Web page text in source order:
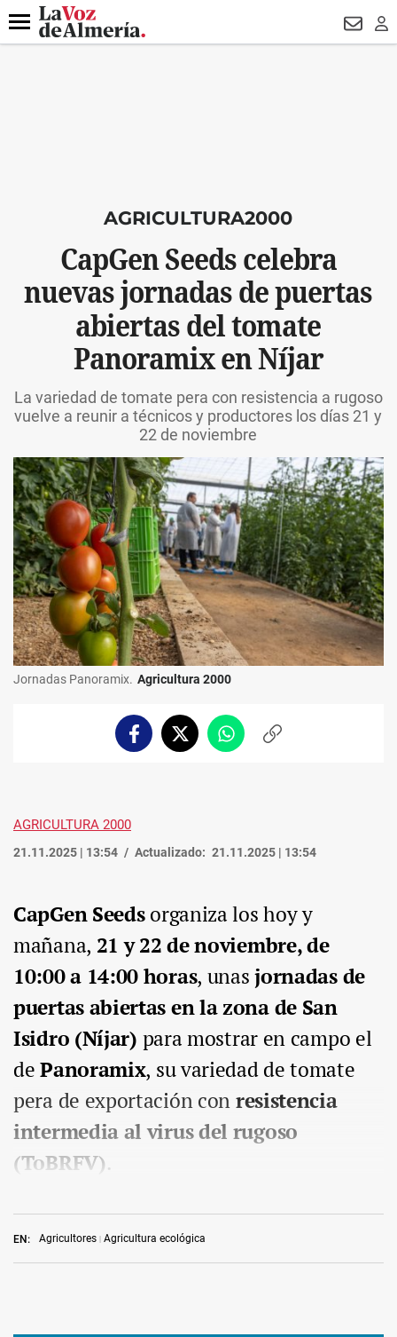
DESTACADO
Menú
AGRICULTURA2000
CapGen Seeds celebra
nuevas jornadas de puertas
abiertas del tomate
Panoramix en Níjar
La variedad de tomate pera con resistencia a rugoso
vuelve a reunir a técnicos y productores los días 21 y
22 de noviembre
Jornadas Panoramix. Agricultura 2000
FacebookTwitterWhatsappCopiar
AGRICULTURA 2000
21.11.2025 | 13:54 Actualizado: 21.11.2025 | 13:54
EN: Agricultores Agricultura ecológica
CapGen Seedsorganiza los hoy y
mañana, 21 y 22 de noviembre, de
10:00 a 14:00 horas, unasjornadas de
puertas abiertas en la zona de San
Isidro (Níjar) para mostrar en campo el
dePanoramix, su variedad de tomate
pera de exportación conresistencia
intermedia al virus del rugoso
(ToBRFV).